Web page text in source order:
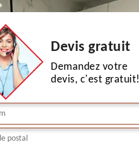
Devis gratuit
Demandez votre
devis, c'est gratuit!